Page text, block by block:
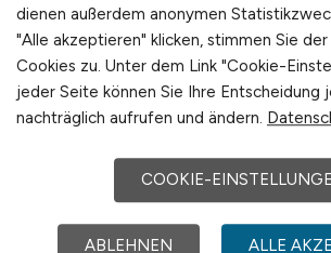
Qualifikation und besitzen
Kenntnisse in der deutsch-
englischen Sprache (beide
sind Voraussetzung)
Sie bringen mindestens
erste Berufserfahrung in
kaufmännischen oder
Pharmaunternehmen
dienen außerdem anonymen
"Alle akzeptieren" klicken, stimmen Sie
Cookies zu. Unter dem Link "Cookie-
jeder Seite können Sie Ihre Entscheidung
nachträglich aufrufen und ändern.
COOKIE-
ABLEHNEN ALLE